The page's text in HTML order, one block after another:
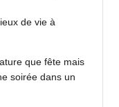
de vie à
que fête mais
soirée dans un